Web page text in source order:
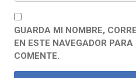
GUARDA MI NOMBRE,
EN ESTE NAVEGADOR
COMENTE.